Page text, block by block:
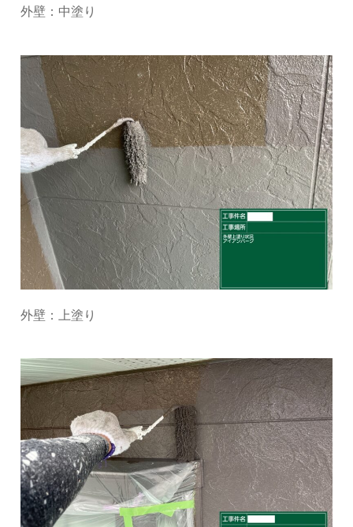
外壁：中塗り
外壁：上塗り